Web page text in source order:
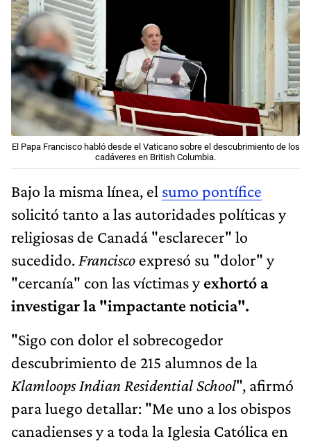
El Papa Francisco habló desde el Vaticano sobre el descubrimiento de los
cadáveres en British Columbia.
Bajo la misma línea, el sumo pontífice
solicitó tanto a las autoridades políticas y
religiosas de Canadá "esclarecer" lo
sucedido. Francisco expresó su "dolor" y
"cercanía" con las víctimas yexhortó a
investigar la "impactante noticia".
"Sigo con dolor el sobrecogedor
descubrimiento de 215 alumnos de la
Klamloops Indian Residential School", afirmó
para luego detallar: "Me uno a los obispos
canadienses y a toda la Iglesia Católica en